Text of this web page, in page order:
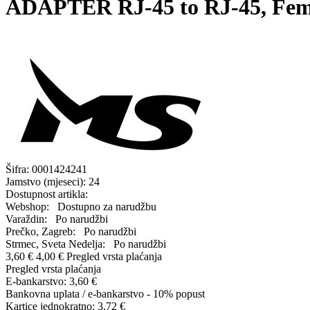
ADAPTER RJ-45 to RJ-45,
Šifra: 0001424241
Jamstvo (mjeseci): 24
Dostupnost artikla:
Webshop:
Dostupno za narudžbu
Varaždin:
Po narudžbi
Prečko, Zagreb:
Po narudžbi
Strmec, Sveta Nedelja:
Po narudžbi
3,60 € 4,00 € Pregled vrsta plaćanja
Pregled vrsta plaćanja
E-bankarstvo: 3,60 €
Bankovna uplata / e-bankarstvo - 10% popust
Kartice jednokratno: 3,72 €